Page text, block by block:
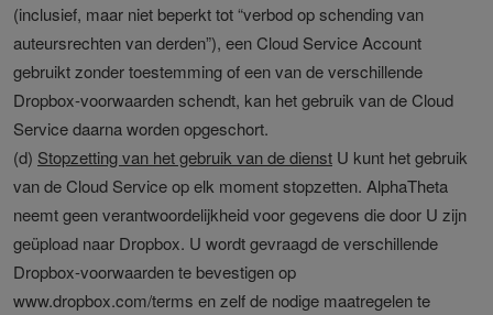
(inclusief, maar niet beperkt tot “verbod op schending van
auteursrechten van derden”), een Cloud Service Account
gebruikt zonder toestemming of een van de verschillende
Dropbox-voorwaarden schendt, kan het gebruik van de Cloud
Service daarna worden opgeschort.
(d) Stopzetting van het gebruik van de dienst U kunt het gebruik
van de Cloud Service op elk moment stopzetten. AlphaTheta
neemt geen verantwoordelijkheid voor gegevens die door U zijn
geüpload naar Dropbox. U wordt gevraagd de verschillende
Dropbox-voorwaarden te bevestigen op
www.dropbox.com/terms en zelf de nodige maatregelen te